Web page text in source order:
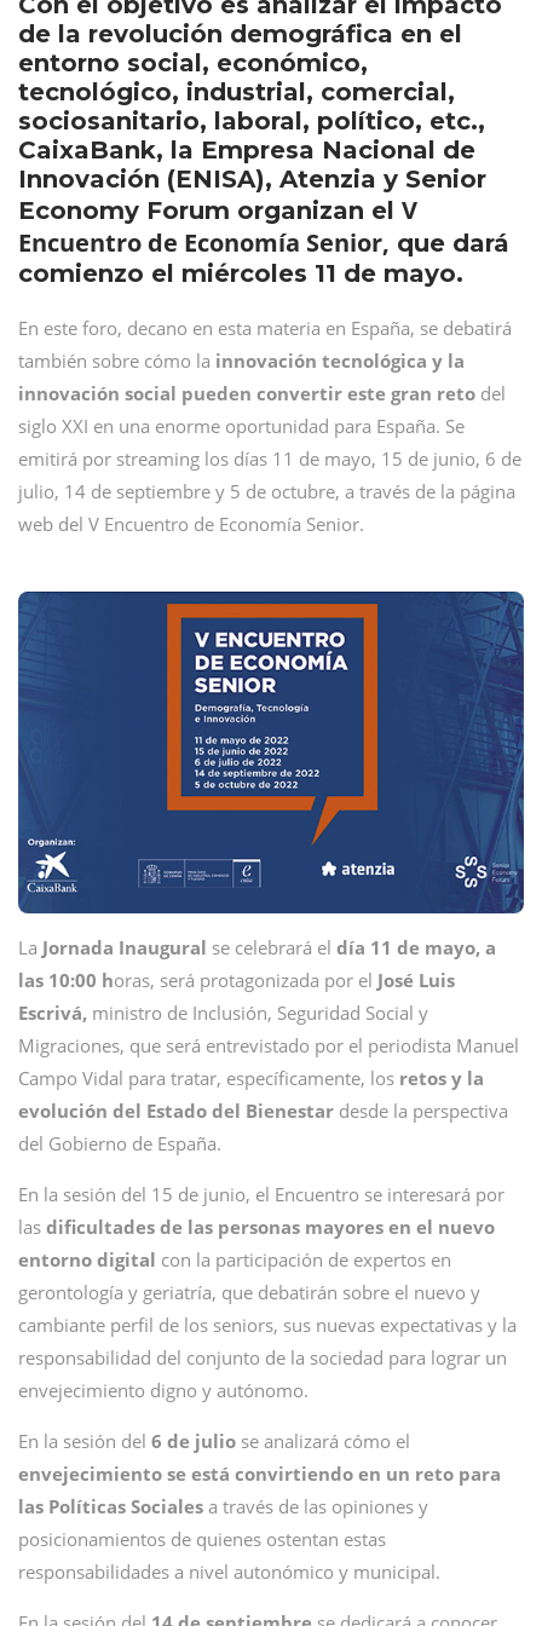
de la revolución demográfica en el
entorno social, económico,
tecnológico, industrial, comercial,
sociosanitario, laboral, político, etc.,
CaixaBank, la Empresa Nacional de
Innovación (ENISA), Atenzia y Senior
Economy Forum organizan el V
Encuentro de Economía Senior, que dará
comienzo el miércoles 11 de mayo.
En este foro, decano en esta materia en España, se debatirá
también sobre cómo la innovación tecnológica y la
innovación social pueden convertir este gran reto del
siglo XXI en una enorme oportunidad para España. Se
emitirá por streaming los días 11 de mayo, 15 de junio, 6 de
julio, 14 de septiembre y 5 de octubre, a través de la página
web del V Encuentro de Economía Senior.
La Jornada Inaugural se celebrará el día 11 de mayo, a
las 10:00 horas, será protagonizada por el José Luis
Escrivá, ministro de Inclusión, Seguridad Social y
Migraciones, que será entrevistado por el periodista Manuel
Campo Vidal para tratar, específicamente, los retos y la
evolución del Estado del Bienestar desde la perspectiva
del Gobierno de España.
En la sesión del 15 de junio, el Encuentro se interesará por
las dificultades de las personas mayores en el nuevo
entorno digital con la participación de expertos en
gerontología y geriatría, que debatirán sobre el nuevo y
cambiante perfil de los seniors, sus nuevas expectativas y la
responsabilidad del conjunto de la sociedad para lograr un
envejecimiento digno y autónomo.
En la sesión del 6 de julio se analizará cómo el
envejecimiento se está convirtiendo en un reto para
las Políticas Sociales a través de las opiniones y
posicionamientos de quienes ostentan estas
responsabilidades a nivel autonómico y municipal.